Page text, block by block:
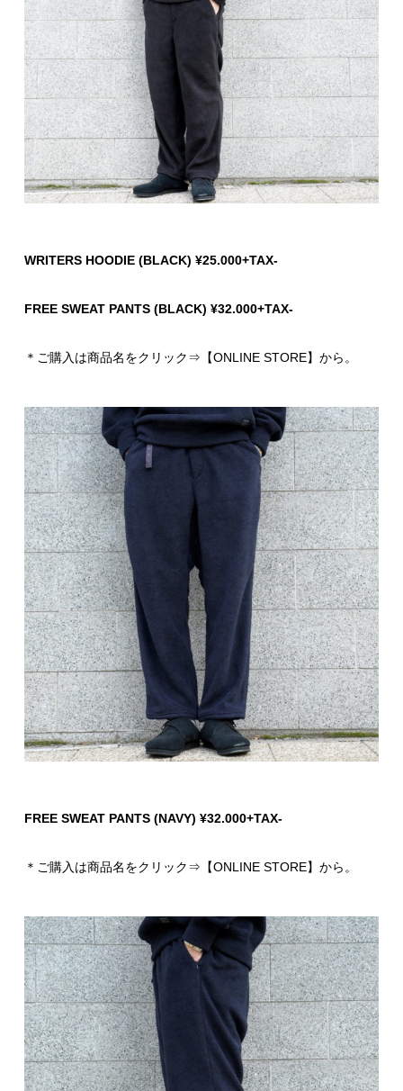
WRITERS HOODIE (BLACK) ¥25.000+TAX-
FREE SWEAT PANTS (BLACK) ¥32.000+TAX-
＊ご購入は商品名をクリック⇒【ONLINE STORE】から。
FREE SWEAT PANTS (NAVY) ¥32.000+TAX-
＊ご購入は商品名をクリック⇒【ONLINE STORE】から。